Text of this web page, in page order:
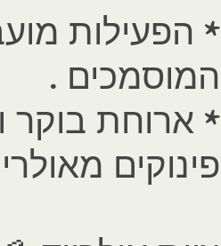
* הפעילות
המוסמכים .
* ארוחת בוקר
פינוקים